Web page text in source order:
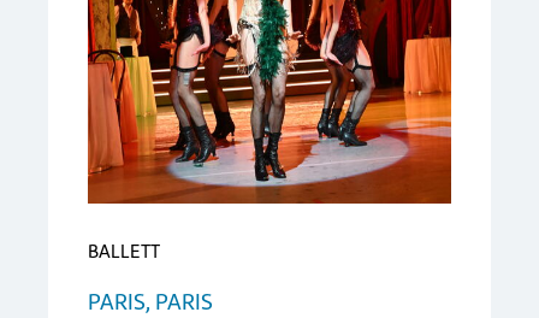
BALLETT
PARIS, PARIS